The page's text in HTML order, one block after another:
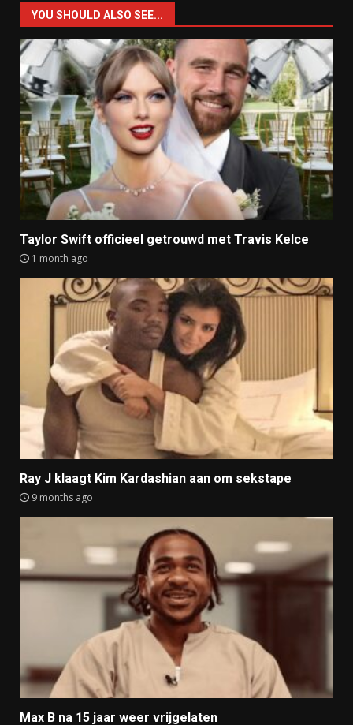
YOU SHOULD ALSO SEE...
Taylor Swift officieel getrouwd met Travis Kelce
1 month ago
Ray J klaagt Kim Kardashian aan om sekstape
9 months ago
Max B na 15 jaar weer vrijgelaten